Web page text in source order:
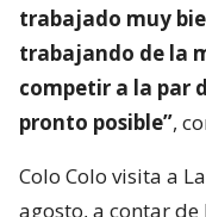
trabajado muy
trabajando de la
competir a la par
pronto posible”,
Colo Colo visita a
agosto, a contar de